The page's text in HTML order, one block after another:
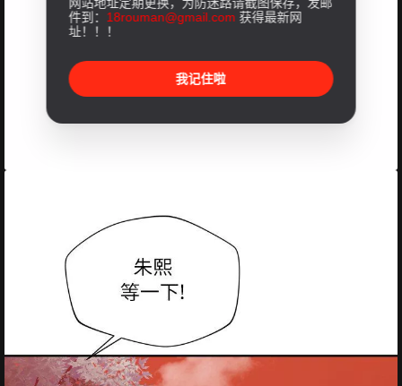
件到： 18rouman@gmail.com 获得最新网
址！！！
我记住啦